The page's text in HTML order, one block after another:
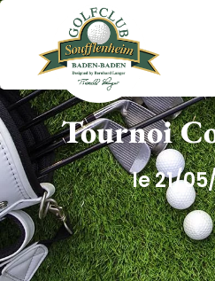
GOLF CLUB
Tournoi
le 21/